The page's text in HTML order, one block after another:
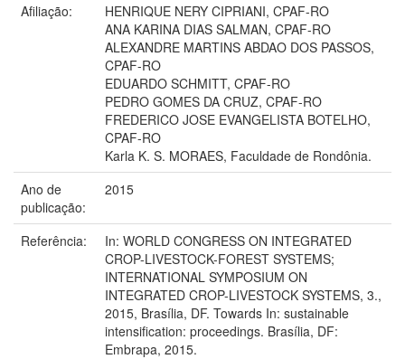
Afiliação:
HENRIQUE NERY CIPRIANI, CPAF-RO
ANA KARINA DIAS SALMAN, CPAF-RO
ALEXANDRE MARTINS ABDAO DOS PASSOS,
CPAF-RO
EDUARDO SCHMITT, CPAF-RO
PEDRO GOMES DA CRUZ, CPAF-RO
FREDERICO JOSE EVANGELISTA BOTELHO,
CPAF-RO
Karla K. S. MORAES, Faculdade de Rondônia.
Ano de
publicação:
2015
Referência:
In: WORLD CONGRESS ON INTEGRATED
CROP-LIVESTOCK-FOREST SYSTEMS;
INTERNATIONAL SYMPOSIUM ON
INTEGRATED CROP-LIVESTOCK SYSTEMS, 3.,
2015, Brasília, DF. Towards In: sustainable
intensification: proceedings. Brasília, DF:
Embrapa, 2015.